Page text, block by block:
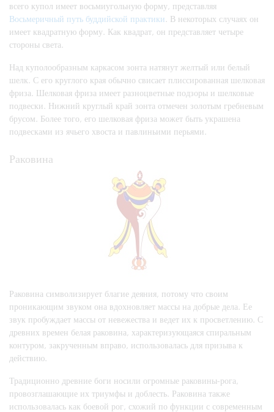
всего купол имеет восьмиугольную форму, представляя
Восьмеричный путь буддийской практики . В некоторых случаях он
имеет квадратную форму. Как квадрат, он представляет четыре
стороны света.
Над куполообразным каркасом зонта натянут желтый или белый
шелк. С его круглого края обычно свисает плиссированная шелковая
фриза. Шелковая фриза имеет разноцветные подзоры и шелковые
подвески. Нижний круглый край зонта отмечен золотым гребневым
брусом. Более того, его шелковая фриза может быть украшена
подвесками из ячьего хвоста и павлиньими перьями.
Раковина
Раковина символизирует благие деяния, потому что своим
проникающим звуком она вдохновляет массы на добрые дела. Ее
звук пробуждает массы от невежества и ведет их к просветлению. С
древних времен белая раковина, характеризующаяся спиральным
контуром, закрученным вправо, использовалась для призыва к
действию.
Традиционно древние боги носили огромные раковины-рога,
провозглашающие их триумфы и доблесть. Раковина также
использовалась как боевой рог, схожий по функции с современным